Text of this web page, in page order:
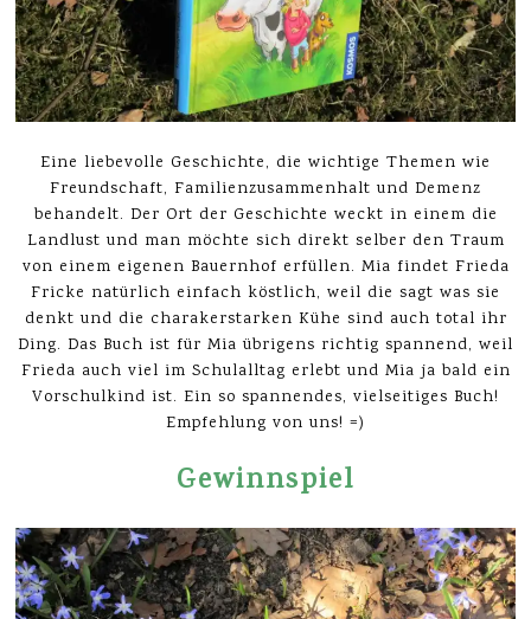
Eine liebevolle Geschichte, die wichtige Themen wie
Freundschaft, Familienzusammenhalt und Demenz
behandelt. Der Ort der Geschichte weckt in einem die
Landlust und man möchte sich direkt selber den Traum
von einem eigenen Bauernhof erfüllen. Mia findet Frieda
Fricke natürlich einfach köstlich, weil die sagt was sie
denkt und die charakerstarken Kühe sind auch total ihr
Ding. Das Buch ist für Mia übrigens richtig spannend, weil
Frieda auch viel im Schulalltag erlebt und Mia ja bald ein
Vorschulkind ist. Ein so spannendes, vielseitiges Buch!
Empfehlung von uns! =)
Gewinnspiel